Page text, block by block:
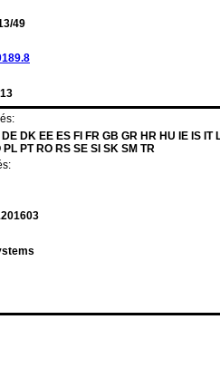
49
DK EE ES FI FR GB GR HR HU IE IS IT
PT RO RS SE SI SK SM TR